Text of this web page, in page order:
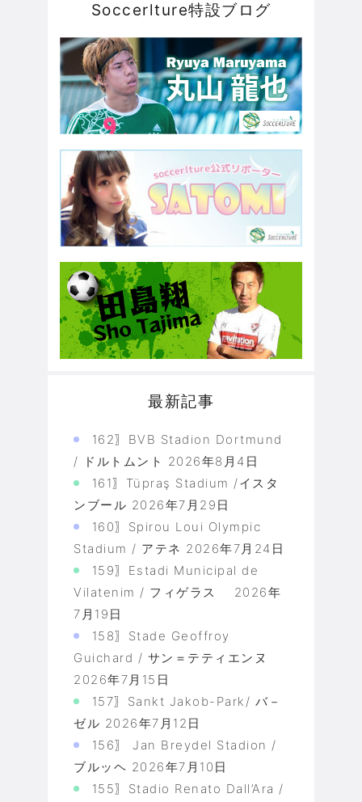
Soccerlture特設ブログ
最新記事
162〗BVB Stadion Dortmund
/ ドルトムント 2026年8月4日
161〗Tüpraş Stadium /イスタ
ンブール 2026年7月29日
160〗Spirou Loui Olympic
Stadium / アテネ 2026年7月24日
159〗Estadi Municipal de
Vilatenim / フィゲラス
2026年
7月19日
158〗Stade Geoffroy
Guichard / サン＝テティエンヌ
2026年7月15日
157〗Sankt Jakob-Park/ バ－
ゼル 2026年7月12日
156〗 Jan Breydel Stadion /
ブルッヘ 2026年7月10日
155〗Stadio Renato Dall’Ara /